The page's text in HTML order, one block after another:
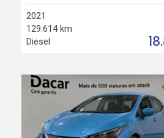
2021
129.614 km
Diesel